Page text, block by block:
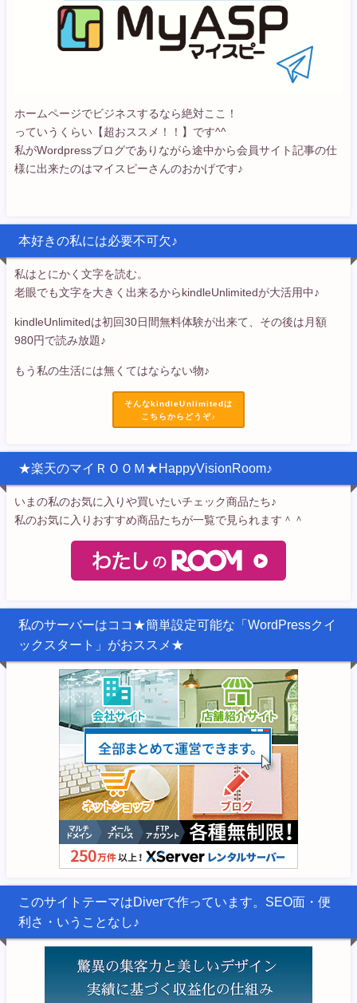
ホームページでビジネスするなら絶対ここ！
っていうくらい【超おススメ！！】です^^
私がWordpressブログでありながら途中から会員サイト記事の仕
様に出来たのはマイスピーさんのおかげです♪
本好きの私には必要不可欠♪
私はとにかく文字を読む。
老眼でも文字を大きく出来るからkindleUnlimitedが大活用中♪
kindleUnlimitedは初回30日間無料体験が出来て、その後は月額
980円で読み放題♪
もう私の生活には無くてはならない物♪
そんなkindleUnlimitedは
こちらからどうぞ♪
★楽天のマイＲＯＯＭ★HappyVisionRoom♪
いまの私のお気に入りや買いたいチェック商品たち♪
私のお気に入りおすすめ商品たちが一覧で見られます＾＾
私のサーバーはココ★簡単設定可能な「WordPressクイ
ックスタート」がおススメ★
このサイトテーマはDiverで作っています。SEO面・便
利さ・いうことなし♪